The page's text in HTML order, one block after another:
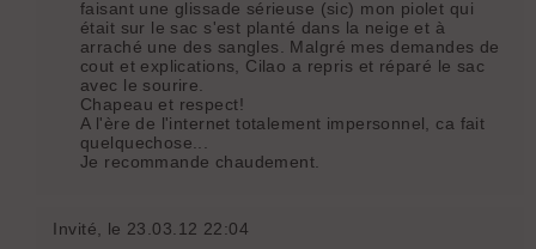
faisant une glissade sérieuse (sic) mon piolet qui
était sur le sac s'est planté dans la neige et à
arraché une des sangles. Malgré mes demandes de
cout et explications, Cilao a repris et réparé le sac
avec le sourire.
Chapeau et respect!
A l'ère de l'internet totalement impersonnel, ca fait
quelquechose...
Je recommande chaudement.
Invité, le 23.03.12 22:04